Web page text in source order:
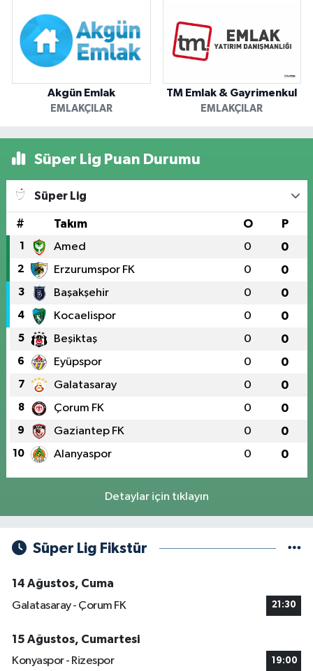
Akgün Emlak
EMLAKÇILAR
TM Emlak & Gayrimenkul
EMLAKÇILAR
Süper Lig Puan Durumu
Süper Lig
# Takım O P
1 Amed 0 0
2 Erzurumspor FK 0 0
3 Başakşehir 0 0
4 Kocaelispor 0 0
5 Beşiktaş 0 0
6 Eyüpspor 0 0
7 Galatasaray 0 0
8 Çorum FK 0 0
9 Gaziantep FK 0 0
10 Alanyaspor 0 0
Detaylar için tıklayın
Süper Lig Fikstür
14 Ağustos, Cuma
Galatasaray - Çorum FK
21:30
15 Ağustos, Cumartesi
Konyaspor - Rizespor
19:00